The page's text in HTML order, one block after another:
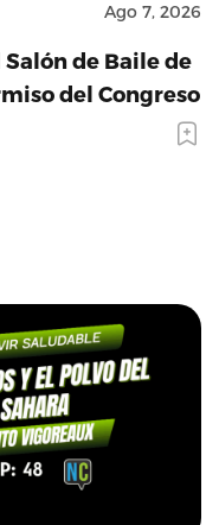
Ago 7, 2026
de Baile de
del Congreso